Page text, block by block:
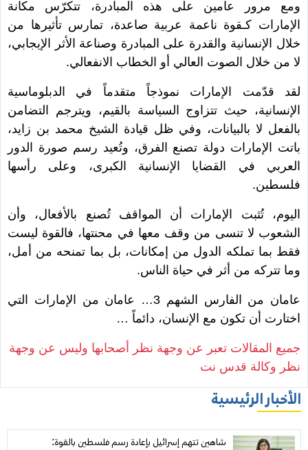
ومع مرور عامين على هذه المبادرة، تتكرّس مكانة
الإمارات كـقوة ناعمة عربية صاعدة، تمارس تأثيرها من
خلال الإنسانية والقدرة على المبادرة وصناعة الأثر الإيجابي،
لا من خلال الصوت العالي أو الخطاب الانفعالي.
لقد قدّمت الإمارات نموذجاً متقدماً في الدبلوماسية
الإنسانية، حيث تتزاوج السياسة بالقيم، ويترجم التضامن
بالفعل لا بالبيانات، وفي ظل قيادة الشيخ محمد بن زايد،
باتت الإمارات دولة تصنع الفرق، وتُعيد رسم صورة الدور
العربي في القضايا الإنسانية الكبرى، وعلى رأسها
فلسطين.
اليوم، تُثبت الإمارات أن المواقف تُصنع بالأفعال، وأن
الشعوب لا تنسى من وقف معها في محنتها، فالقوة ليست
فقط بما تملكه الدول من إمكانات، بل بما تمنحه من أمل،
وما تتركه من أثر في حياة الناس.
عامان من الفارس الشهم 3… عامان من الإمارات التي
اختارت أن تكون مع الإنسان، دائماً …
جميع المقالات تعبر عن وجهة نظر أصحابها وليس عن وجهة
نظر وكالة قدس نت
الأخبار الرئيسية
شاهين تتهم إسرائيل بإعادة رسم فلسطين بالقوة: